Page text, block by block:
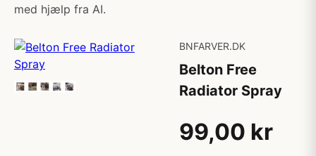
med hjælp fra AI.
BNFARVER.DK
Belton Free
Radiator Spray
99,00 kr